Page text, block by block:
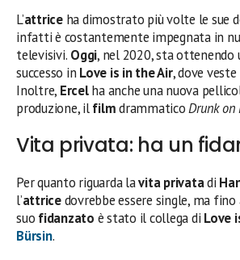
L’attriceha dimostrato più volte le sue
infatti è costantemente impegnata in
televisivi. Oggi, nel 2020, sta ottenendo
successo in Love is in the Air, dove
Inoltre, Ercelha anche una nuova
produzione, ilfilmdrammaticoDrunk on
Vita privata: ha un
Per quanto riguarda lavita privatadi
l’attricedovrebbe essere single, ma
suo fidanzato è stato il collega di Love
Bürsin.